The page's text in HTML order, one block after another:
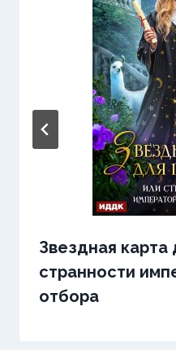
Звездная карта
странности
отбора